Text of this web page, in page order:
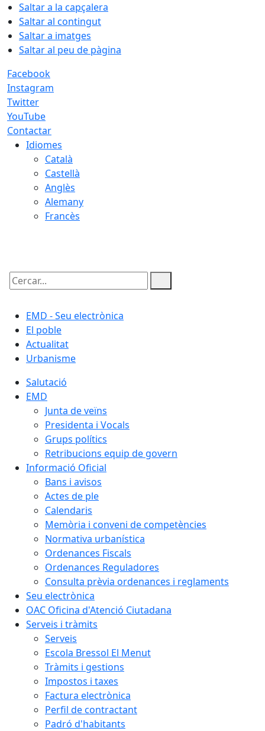
Saltar a la capçalera
Saltar al contingut
Saltar a imatges
Saltar al peu de pàgina
Facebook
Instagram
Twitter
YouTube
Contactar
Idiomes
Català
Castellà
Anglès
Alemany
Francès
Cercar:
EMD - Seu electrònica
El poble
Actualitat
Urbanisme
Salutació
EMD
Junta de veïns
Presidenta i Vocals
Grups polítics
Retribucions equip de govern
Informació Oficial
Bans i avisos
Actes de ple
Calendaris
Memòria i conveni de competències
Normativa urbanística
Ordenances Fiscals
Ordenances Reguladores
Consulta prèvia ordenances i reglaments
Seu electrònica
OAC Oficina d'Atenció Ciutadana
Serveis i tràmits
Serveis
Escola Bressol El Menut
Tràmits i gestions
Impostos i taxes
Factura electrònica
Perfil de contractant
Padró d'habitants